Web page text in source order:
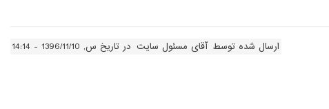
ارسال شده توسط آقای مسئول سایت در تاریخ س, 1396/11/10 - 14:14